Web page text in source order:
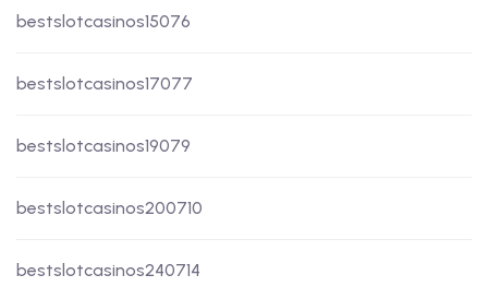
bestslotcasinos15076
bestslotcasinos17077
bestslotcasinos19079
bestslotcasinos200710
bestslotcasinos240714